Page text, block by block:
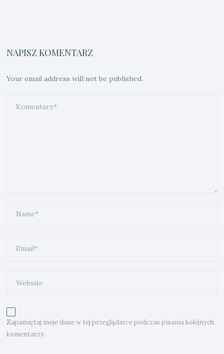
NAPISZ KOMENTARZ
Your email address will not be published.
Zapamiętaj moje dane w tej przeglądarce podczas pisania kolejnych
komentarzy.